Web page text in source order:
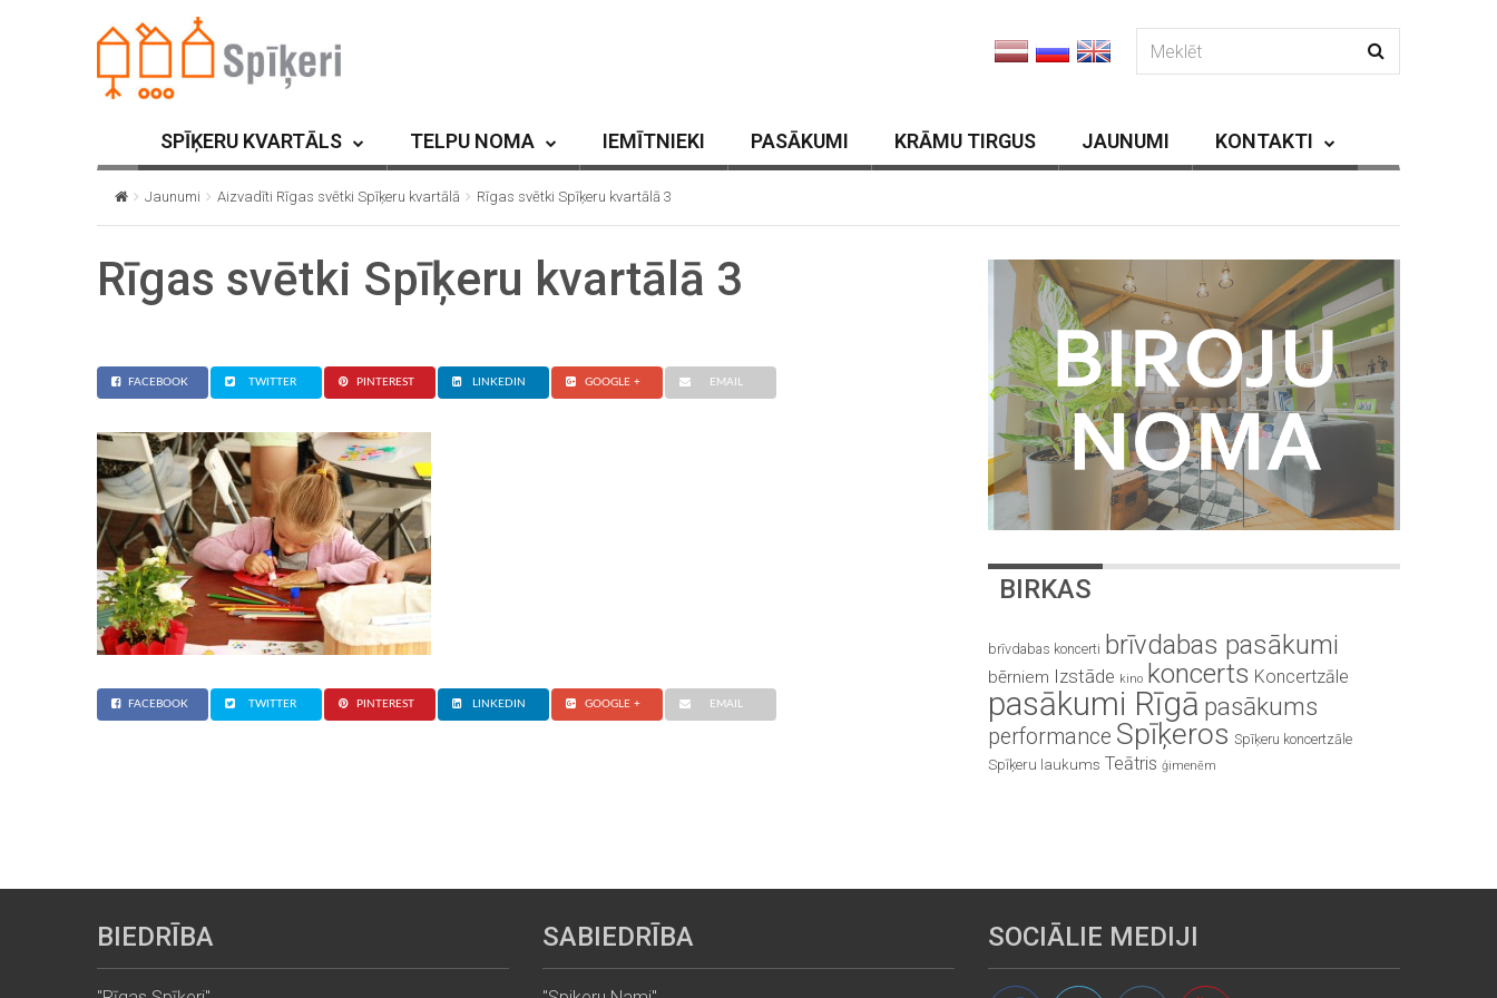
SPĪĶERU KVARTĀLS TELPU NOMA IEMĪTNIEKI PASĀKUMI KRĀMU TIRGUS JAUNUMI KONTAKTI
Jaunumi Aizvadīti Rīgas svētki Spīķeru kvartālā Rīgas svētki Spīķeru kvartālā 3
Rīgas svētki Spīķeru kvartālā 3
FACEBOOK TWITTER PINTEREST LINKEDIN GOOGLE + EMAIL
FACEBOOK TWITTER PINTEREST LINKEDIN GOOGLE + EMAIL
BIRKAS
brīvdabas koncerti brīvdabas pasākumi
bērniem Izstāde kino koncerts Koncertzāle
pasākumi Rīgā pasākums
performance Spīķeros Spīķeru koncertzāle
Spīķeru laukums Teātris ģimenēm
BIEDRĪBA SABIEDRĪBA SOCIĀLIE MEDIJI